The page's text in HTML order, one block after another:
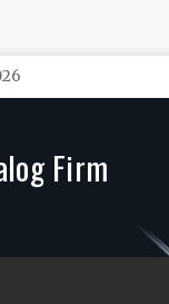
Firm